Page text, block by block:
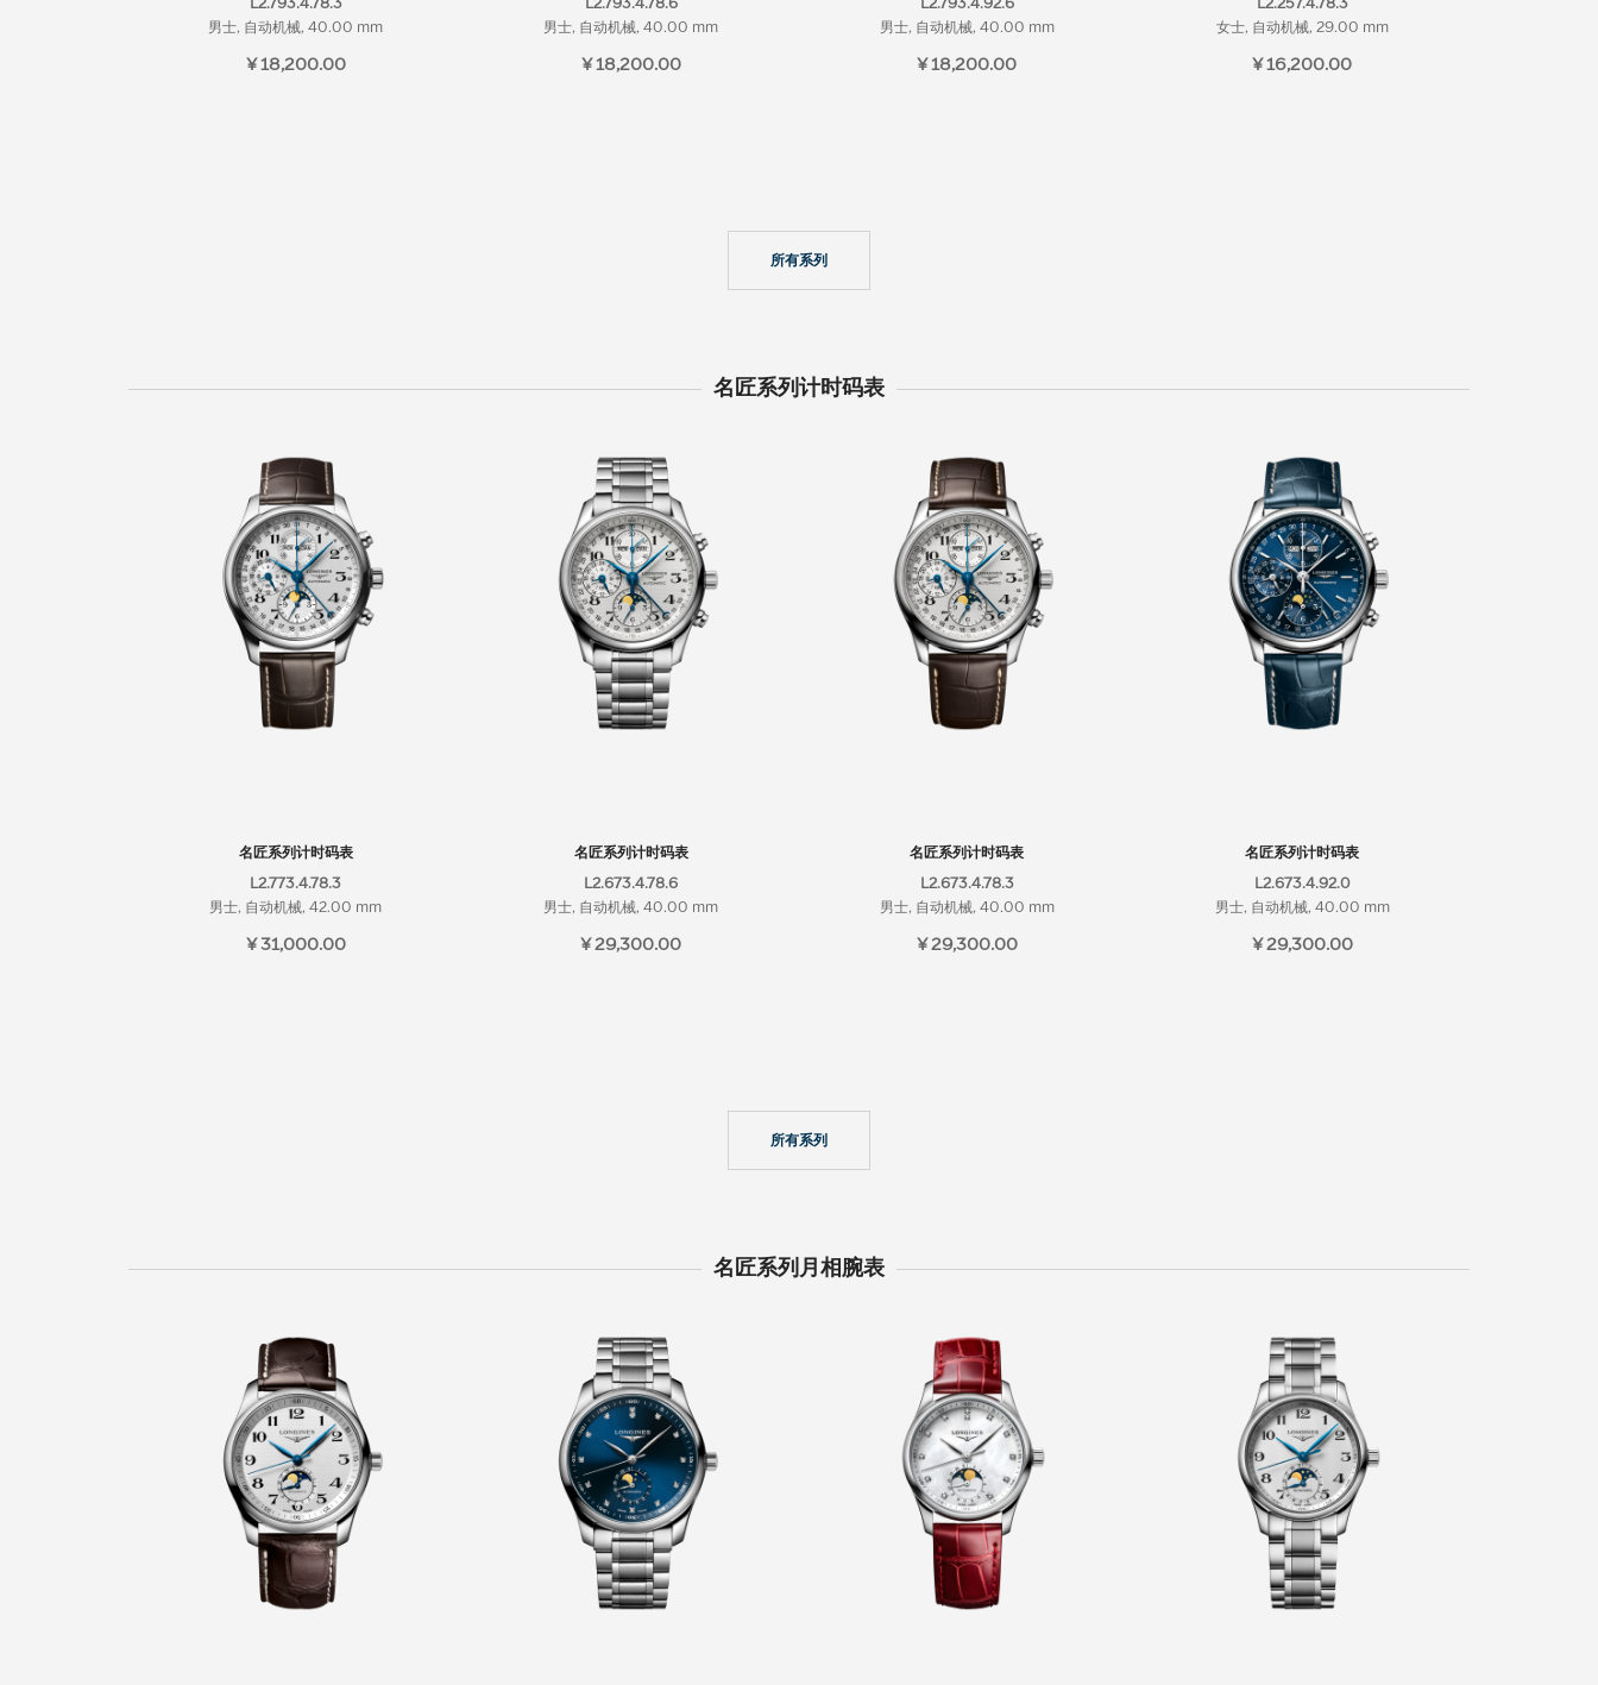
L2.793.4.78.3
男士, 自动机械, 40.00 mm
¥ 18,200.00
L2.793.4.78.6
男士, 自动机械, 40.00 mm
¥ 18,200.00
L2.793.4.92.6
男士, 自动机械, 40.00 mm
¥ 18,200.00
L2.257.4.78.3
女士, 自动机械, 29.00 mm
¥ 16,200.00
所有系列
名匠系列计时码表
名匠系列计时码表
L2.773.4.78.3
男士, 自动机械, 42.00 mm
¥ 31,000.00
名匠系列计时码表
L2.673.4.78.6
男士, 自动机械, 40.00 mm
¥ 29,300.00
名匠系列计时码表
L2.673.4.78.3
男士, 自动机械, 40.00 mm
¥ 29,300.00
名匠系列计时码表
L2.673.4.92.0
男士, 自动机械, 40.00 mm
¥ 29,300.00
所有系列
名匠系列月相腕表